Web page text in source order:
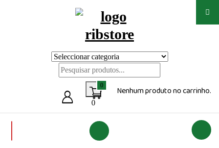
0
0
Nenhum produto no carrinho.